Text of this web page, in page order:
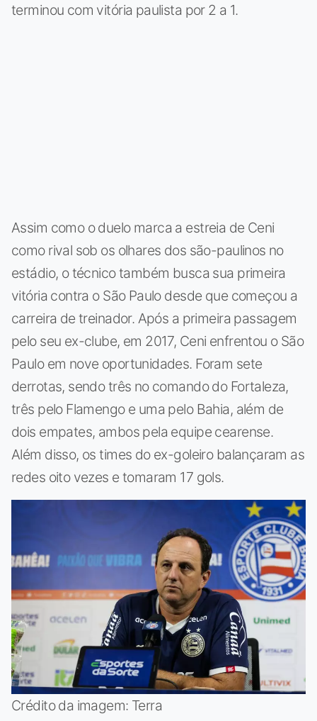
terminou com vitória paulista por 2 a 1.
Assim como o duelo marca a estreia de Ceni
como rival sob os olhares dos são-paulinos no
estádio, o técnico também busca sua primeira
vitória contra o São Paulo desde que começou a
carreira de treinador. Após a primeira passagem
pelo seu ex-clube, em 2017, Ceni enfrentou o São
Paulo em nove oportunidades. Foram sete
derrotas, sendo três no comando do Fortaleza,
três pelo Flamengo e uma pelo Bahia, além de
dois empates, ambos pela equipe cearense.
Além disso, os times do ex-goleiro balançaram as
redes oito vezes e tomaram 17 gols.
Crédito da imagem: Terra